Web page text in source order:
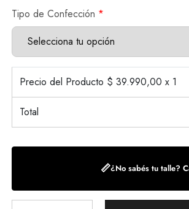
Tipo de Confección *
Precio del Producto $ 39.990,00 x 1
Total
📏¿No sabés tu talle?